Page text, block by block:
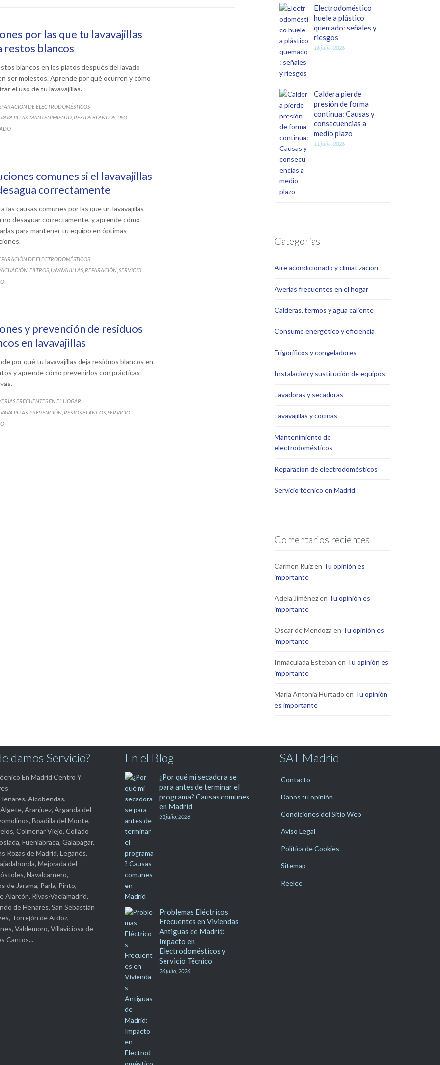
por las que tu lavavajillas
restos blancos
blancos en los platos después del lavado
ser molestos. Aprende por qué ocurren y cómo
el uso de tu lavavajillas.
DE ELECTRODOMÉSTICOS
,MANTENIMIENTO, RESTOS BLANCOS, USO
comunes si el lavavajillas
correctamente
las causas comunes por las que un lavavajillas
no desaguar correctamente, y aprende cómo
para mantener tu equipo en óptimas
DE ELECTRODOMÉSTICOS
FILTROS LAVAVAJILLAS REPARACIÓN SERVICIO
y prevención de residuos
en lavavajillas
por qué tu lavavajillas deja residuos blancos en
y aprende cómo prevenirlos con prácticas
FRECUENTES EN EL HOGAR
PREVENCIÓN RESTOS BLANCOS SERVICIO
Electrodoméstico
huele a plástico
quemado: señales y
riesgos
16 julio, 2026
Caldera pierde
presión de forma
continua: Causas y
consecuencias a
medio plazo
11 julio, 2026
Categorías
Aire acondicionado y climatización
Averías frecuentes en el hogar
Calderas, termos y agua caliente
Consumo energético y eficiencia
Frigoríficos y congeladores
Instalación y sustitución de equipos
Lavadoras y secadoras
Lavavajillas y cocinas
Mantenimiento de
electrodomésticos
Reparación de electrodomésticos
Servicio técnico en Madrid
Comentarios recientes
Carmen Ruizen Tu opinión es
importante
Adela Jiménezen Tu opinión es
importante
Oscar de Mendoza en Tu opinión es
importante
Inmaculada Esteban en Tu opinión es
importante
María Antonia Hurtado en Tu opinión
es importante
damos Servicio?
En Madrid Centro Y
Alcobendas,
Aranjuez, Arganda del
Boadilla del Monte,
Colmenar Viejo, Collado
Fuenlabrada, Galapagar,
Rozas de Madrid, Leganés,
Mejorada del
Navalcarnero,
de Jarama, Parla, Pinto,
Alarcón, Rivas-Vaciamadrid,
de Henares, San Sebastián
Torrejón de Ardoz,
Valdemoro, Villaviciosa de
Cantos...
En el Blog
¿Por qué mi secadora se
para antes de terminar el
programa? Causas comunes
en Madrid
31 julio, 2026
Problemas Eléctricos
Frecuentes en Viviendas
Antiguas de Madrid:
Impacto en
Electrodomésticos y
Servicio Técnico
26 julio, 2026
SAT Madrid
Contacto
Danos tu opinión
Condiciones del Sitio Web
Aviso Legal
Política de Cookies
Sitemap
Reelec